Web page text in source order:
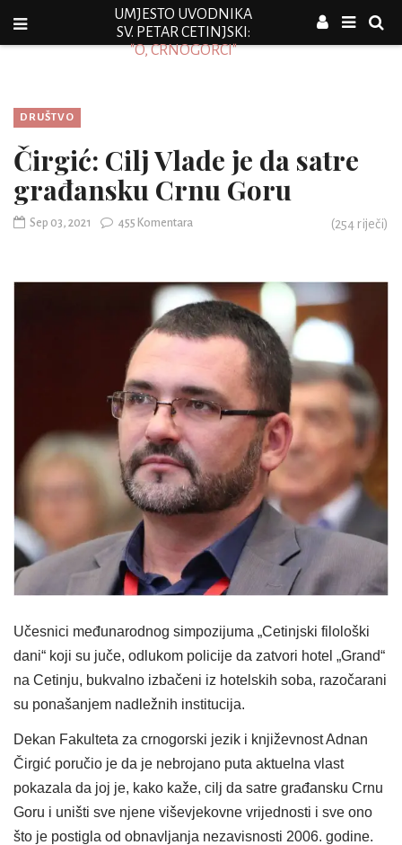
UMJESTO UVODNIKA
SV. PETAR CETINJSKI:
"O, CRNOGORCI"
DRUŠTVO
Čirgić: Cilj Vlade je da satre
građansku Crnu Goru
Sep 03, 2021 455 Komentara (254 riječi)
Učesnici međunarodnog simpozijuma „Cetinjski filološki
dani“ koji su juče, odlukom policije da zatvori hotel „Grand“
na Cetinju, bukvalno izbačeni iz hotelskih soba, razočarani
su ponašanjem nadležnih institucija.
Dekan Fakulteta za crnogorski jezik i književnost Adnan
Čirgić poručio je da je nebrojano puta aktuelna vlast
pokazala da joj je, kako kaže, cilj da satre građansku Crnu
Goru i uništi sve njene viševjekovne vrijednosti i sve ono
što je postigla od obnavljanja nezavisnosti 2006. godine.